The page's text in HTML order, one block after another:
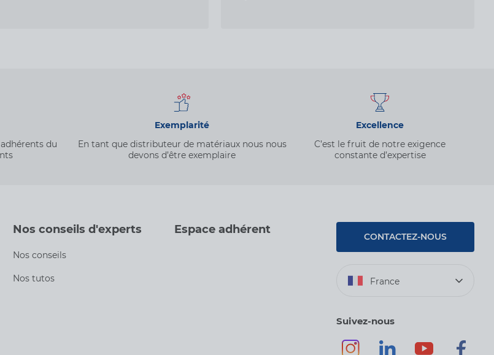
du
Exemplarité
En tant que distributeur de matériaux nous nous
devons d’être exemplaire
Excellence
C’est le fruit de notre exigence
constante d’expertise
Nos conseils d'experts
Nos conseils
Nos tutos
Espace adhérent
CONTACTEZ-NOUS
France
Suivez-nous